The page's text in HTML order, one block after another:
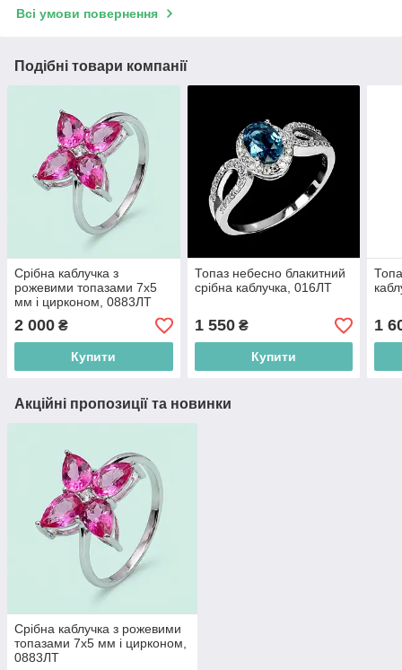
Всі умови повернення
Подібні товари компанії
Срібна каблучка з
рожевими топазами 7х5
мм і цирконом, 0883ЛТ
2 000 ₴
Купити
Топаз небесно блакитний
срібна каблучка, 016ЛТ
1 550₴
Купити
1
Акційні пропозиції та новинки
Срібна каблучка з рожевими
топазами 7х5 мм і цирконом,
0883ЛТ